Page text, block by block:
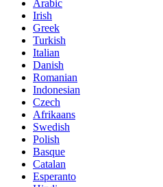
Arabic
Irish
Greek
Turkish
Italian
Danish
Romanian
Indonesian
Czech
Afrikaans
Swedish
Polish
Basque
Catalan
Esperanto